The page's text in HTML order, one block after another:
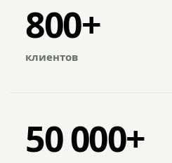
800+
клиентов
50 000+